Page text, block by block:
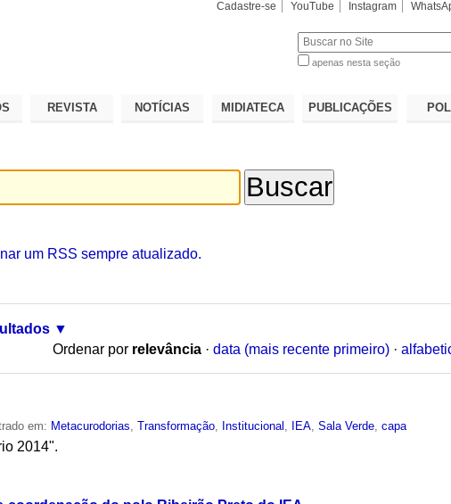
Cadastre-se YouTube Instagram
apenas nesta seção
REVISTA NOTÍCIAS MIDIATECA PUBLICAÇÕES
um RSS sempre atualizado.
Ordenar por relevância · data (mais recente primeiro) ·
em: Metacurodorias ,Transformação Institucional IEA ,Sala Verde ,capa
2014".